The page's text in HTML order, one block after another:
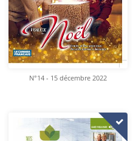
N°14 - 15 décembre 2022